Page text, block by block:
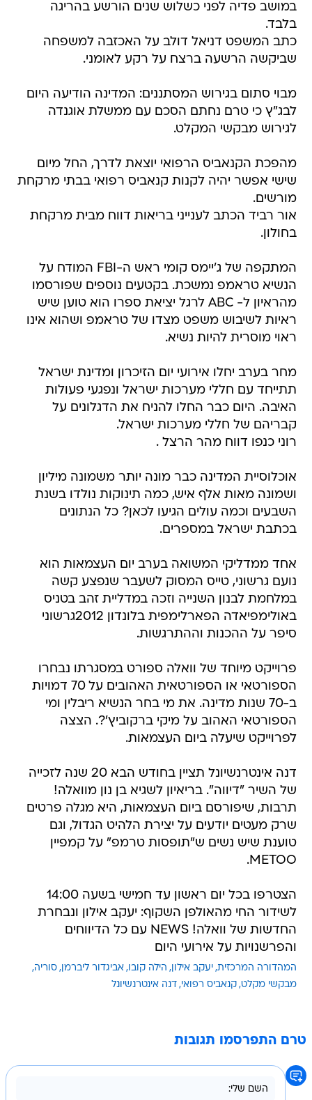
במושב פדיה לפני כשלוש שנים הורשע בהריגה
בלבד.
כתב המשפט דניאל דולב על האכזבה למשפחה
שביקשה הרשעה ברצח על רקע לאומני.
מבוי סתום בגירוש המסתננים: המדינה הודיעה היום
לבג"ץ כי טרם נחתם הסכם עם ממשלת אוגנדה
לגירוש מבקשי המקלט.
מהפכת הקנאביס הרפואי יוצאת לדרך, החל מיום
שישי אפשר יהיה לקנות קנאביס רפואי בבתי מרקחת
מורשים.
אור רביד הכתב לענייני בריאות דווח מבית מרקחת
בחולון.
המתקפה של ג'יימס קומי ראש ה-FBI המודח על
הנשיא טראמפ נמשכת. בקטעים נוספים שפורסמו
מהראיון ל- ABC לרגל יציאת ספרו הוא טוען שיש
ראיות לשיבוש משפט מצדו של טראמפ ושהוא אינו
ראוי מוסרית להיות נשיא.
מחר בערב יחלו אירועי יום הזיכרון ומדינת ישראל
תתייחד עם חללי מערכות ישראל ונפגעי פעולות
האיבה. היום כבר החלו להניח את הדגלונים על
קבריהם של חללי מערכות ישראל.
רוני כנפו דווח מהר הרצל .
אוכלוסיית המדינה כבר מונה יותר משמונה מיליון
ושמונה מאות אלף איש, כמה תינוקות נולדו בשנת
השבעים וכמה עולים הגיעו לכאן? כל הנתונים
בכתבת ישראל במספרים.
אחד ממדליקי המשואה בערב יום העצמאות הוא
נועם גרשוני, טייס המסוק לשעבר שנפצע קשה
במלחמת לבנון השנייה וזכה במדליית זהב בטניס
באולימפיאדה הפארלימפית בלונדון 2012גרשוני
סיפר על ההכנות וההתרגשות.
פרוייקט מיוחד של וואלה ספורט במסגרתו נבחרו
הספורטאי או הספורטאית האהובים על 70 דמויות
ב-70 שנות מדינה. את מי בחר הנשיא ריבלין ומי
הספורטאי האהוב על מיקי ברקוביץ'?. הצצה
לפרוייקט שיעלה ביום העצמאות.
דנה אינטרנשיונל תציין בחודש הבא 20 שנה לזכייה
של השיר "דיווה". בריאיון לשגיא בן נון מוואלה!
תרבות, שיפורסם ביום העצמאות, היא מגלה פרטים
שרק מעטים יודעים על יצירת הלהיט הגדול, וגם
טוענת שיש נשים ש"תופסות טרמפ" על קמפיין
METOO.
הצטרפו בכל יום ראשון עד חמישי בשעה 14:00
לשידור החי מהאולפן השקוף: יעקב אילון ונבחרת
החדשות של וואלה! NEWS עם כל הדיווחים
והפרשנויות על אירועי היום
המהדורה המרכזית יעקב אילון הילה קובו אביגדור ליברמן סוריה
מבקשי מקלט קנאביס רפואי דנה אינטרנשיונל
טרם התפרסמו תגובות